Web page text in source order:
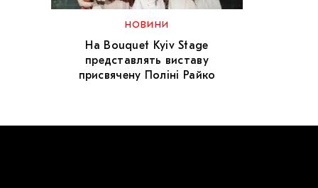
НОВИНИ
На Bouquet Kyiv Stage
представлять виставу
присвячену Поліні Райко